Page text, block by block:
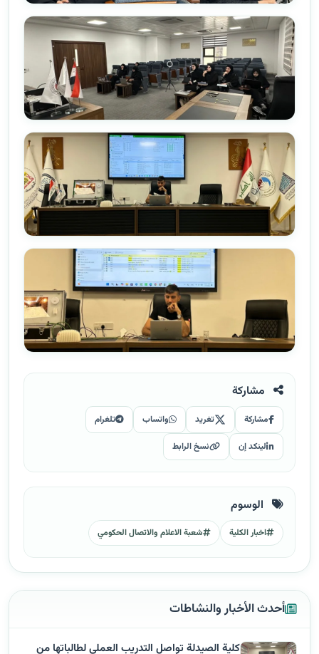
مشاركة
مشاركة تغريد واتساب تلغرام
لينكد إن نسخ الرابط
الوسوم
اخبار الكلية شعبة الاعلام والاتصال الحكومي
أحدث الأخبار والنشاطات
كلية الصيدلة تواصل التدريب العملي لطالباتها من